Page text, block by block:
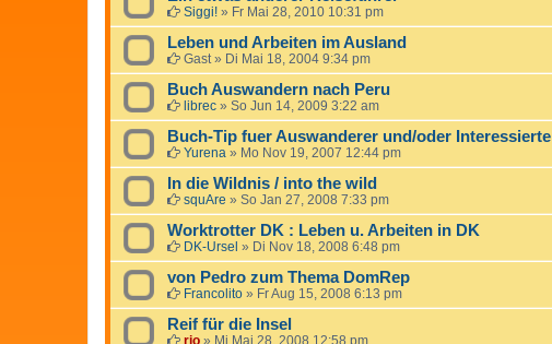
Siggi! » Fr Mai 28, 2010 10:31 pm
Leben und Arbeiten im Ausland
Gast» Di Mai 18, 2004 9:34 pm
Buch Auswandern nach Peru
librec » So Jun 14, 2009 3:22 am
Buch-Tip fuer Auswanderer und/oder Interessierte
Yurena » Mo Nov 19, 2007 12:44 pm
In die Wildnis / into the wild
squAre » So Jan 27, 2008 7:33 pm
Worktrotter DK : Leben u. Arbeiten in DK
DK-Ursel » Di Nov 18, 2008 6:48 pm
von Pedro zum Thema DomRep
Francolito » Fr Aug 15, 2008 6:13 pm
Reif für die Insel
rio » Mi Mai 28, 2008 12:58 pm